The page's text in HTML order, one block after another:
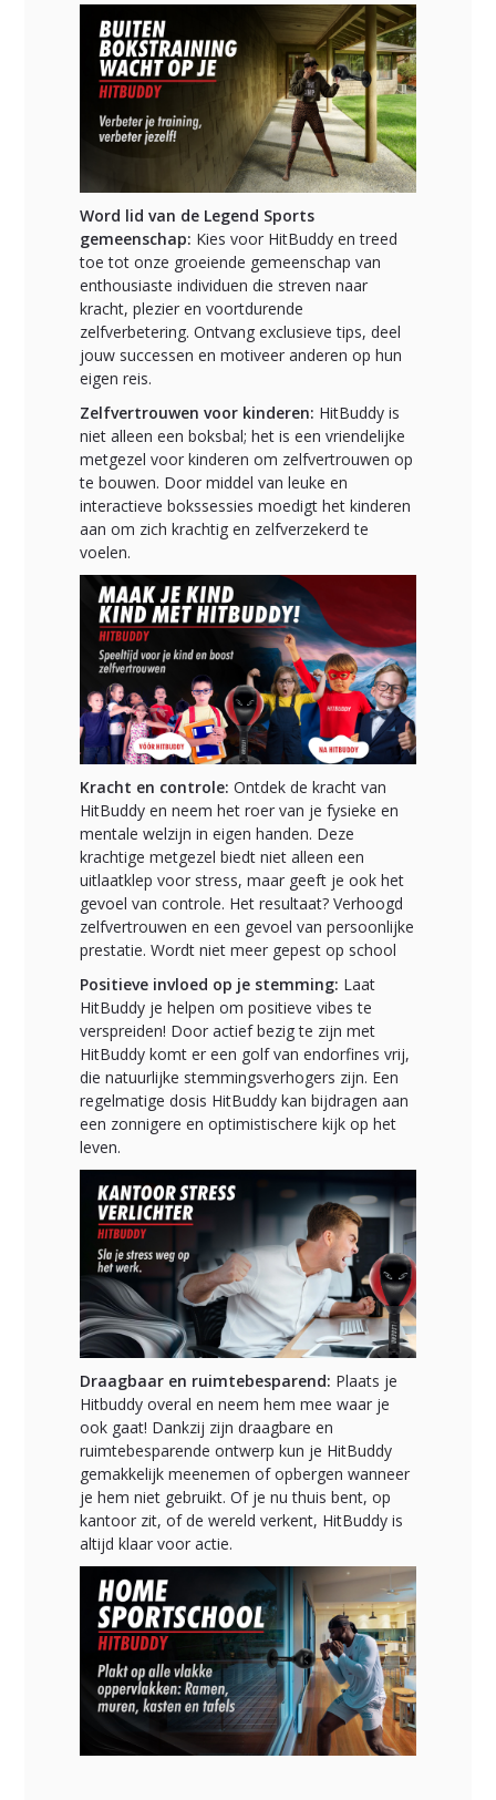
Word lid van de Legend Sports
gemeenschap: Kies voor HitBuddy en treed
toe tot onze groeiende gemeenschap van
enthousiaste individuen die streven naar
kracht, plezier en voortdurende
zelfverbetering. Ontvang exclusieve tips, deel
jouw successen en motiveer anderen op hun
eigen reis.
Zelfvertrouwen voor kinderen: HitBuddy is
niet alleen een boksbal; het is een vriendelijke
metgezel voor kinderen om zelfvertrouwen op
te bouwen. Door middel van leuke en
interactieve bokssessies moedigt het kinderen
aan om zich krachtig en zelfverzekerd te
voelen.
Kracht en controle: Ontdek de kracht van
HitBuddy en neem het roer van je fysieke en
mentale welzijn in eigen handen. Deze
krachtige metgezel biedt niet alleen een
uitlaatklep voor stress, maar geeft je ook het
gevoel van controle. Het resultaat? Verhoogd
zelfvertrouwen en een gevoel van persoonlijke
prestatie. Wordt niet meer gepest op school
Positieve invloed op je stemming: Laat
HitBuddy je helpen om positieve vibes te
verspreiden! Door actief bezig te zijn met
HitBuddy komt er een golf van endorfines vrij,
die natuurlijke stemmingsverhogers zijn. Een
regelmatige dosis HitBuddy kan bijdragen aan
een zonnigere en optimistischere kijk op het
leven.
Draagbaar en ruimtebesparend: Plaats je
Hitbuddy overal en neem hem mee waar je
ook gaat! Dankzij zijn draagbare en
ruimtebesparende ontwerp kun je HitBuddy
gemakkelijk meenemen of opbergen wanneer
je hem niet gebruikt. Of je nu thuis bent, op
kantoor zit, of de wereld verkent, HitBuddy is
altijd klaar voor actie.